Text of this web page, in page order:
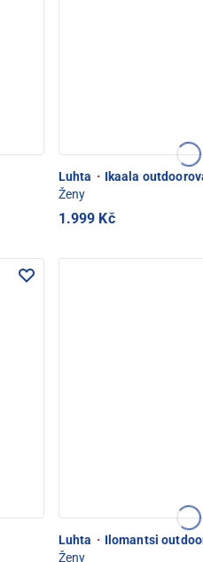
Luhta · Ikaala
Ženy
1.999 Kč
Luhta · Ilomantsi
Ženy